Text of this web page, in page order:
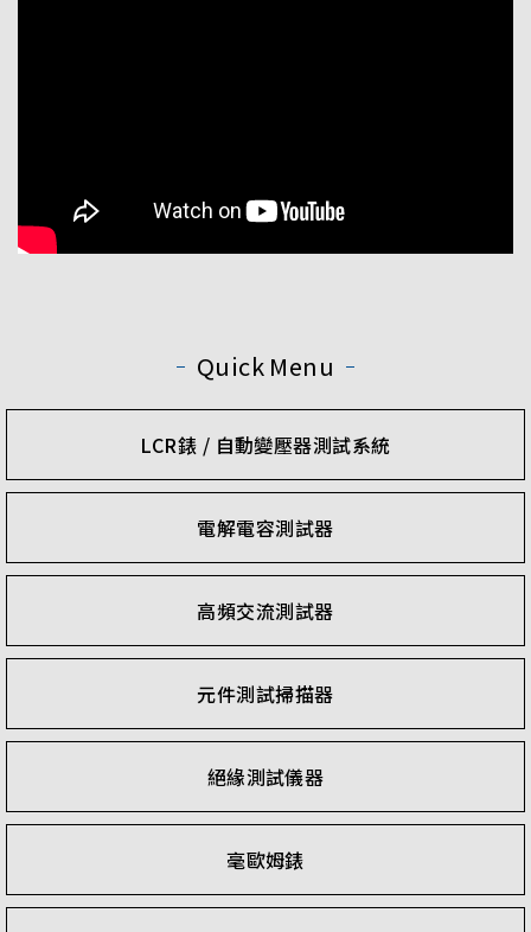
Quick Menu
LCR錶 / 自動變壓器測試系統
電解電容測試器
高頻交流測試器
元件測試掃描器
絕緣測試儀器
毫歐姆錶